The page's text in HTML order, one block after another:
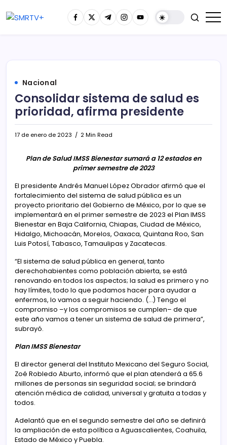
Nacional
Consolidar sistema de salud es
prioridad, afirma presidente
17 de enero de 2023 2 Min Read
Plan de Salud IMSS Bienestar sumará a 12 estados en
primer semestre de 2023
El presidente Andrés Manuel López Obrador afirmó que el
fortalecimiento del sistema de salud pública es un
proyecto prioritario del Gobierno de México, por lo que se
implementará en el primer semestre de 2023 el Plan IMSS
Bienestar en Baja California, Chiapas, Ciudad de México,
Hidalgo, Michoacán, Morelos, Oaxaca, Quintana Roo, San
Luis Potosí, Tabasco, Tamaulipas y Zacatecas.
“El sistema de salud pública en general, tanto
derechohabientes como población abierta, se está
renovando en todos los aspectos; la salud es primero y no
hay límites, todo lo que podamos hacer para ayudar a
enfermos, lo vamos a seguir haciendo. (…) Tengo el
compromiso –y los compromisos se cumplen– de que
este año vamos a tener un sistema de salud de primera”,
subrayó.
Plan IMSS Bienestar
El director general del Instituto Mexicano del Seguro Social,
Zoé Robledo Aburto, informó que el plan atenderá a 65.6
millones de personas sin seguridad social; se brindará
atención médica de calidad, universal y gratuita a todas y
todos.
Adelantó que en el segundo semestre del año se definirá
la ampliación de esta política a Aguascalientes, Coahuila,
Estado de México y Puebla.